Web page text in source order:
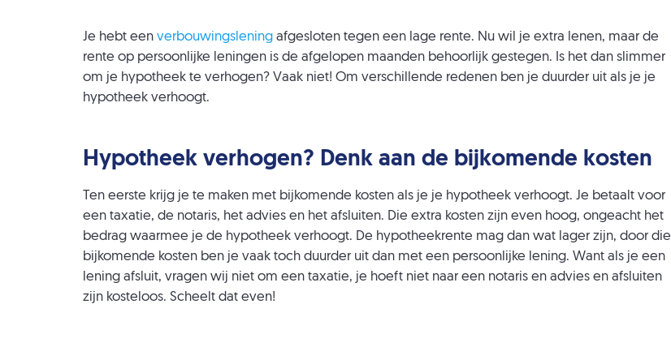
Je hebt een verbouwingslening afgesloten tegen een lage rente. Nu wil je extra lenen, maar de
rente op persoonlijke leningen is de afgelopen maanden behoorlijk gestegen. Is het dan slimmer
om je hypotheek te verhogen? Vaak niet! Om verschillende redenen ben je duurder uit als je je
hypotheek verhoogt.
Hypotheek verhogen? Denk aan de bijkomende kosten
Ten eerste krijg je te maken met bijkomende kosten als je je hypotheek verhoogt. Je betaalt voor
een taxatie, de notaris, het advies en het afsluiten. Die extra kosten zijn even hoog, ongeacht het
bedrag waarmee je de hypotheek verhoogt. De hypotheekrente mag dan wat lager zijn, door die
bijkomende kosten ben je vaak toch duurder uit dan met een persoonlijke lening. Want als je een
lening afsluit, vragen wij niet om een taxatie, je hoeft niet naar een notaris en advies en afsluiten
zijn kosteloos. Scheelt dat even!